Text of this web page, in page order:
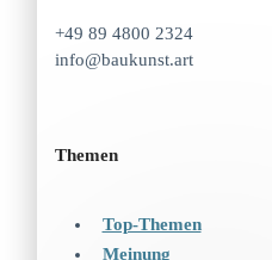
+49 89 4800 2324
info@baukunst.art
Themen
Top-Themen
Meinung